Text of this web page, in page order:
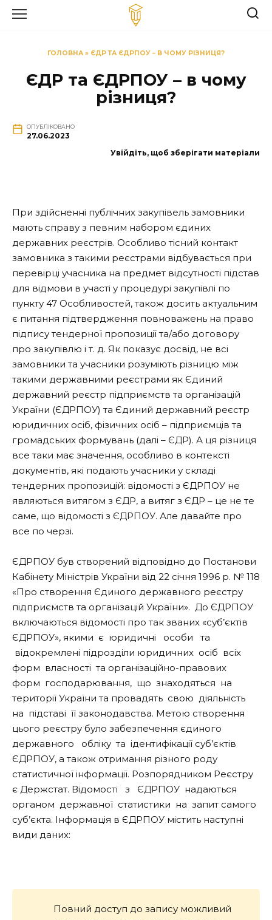
ГОЛОВНА» ЄДР ТА ЄДРПОУ – В ЧОМУ РІЗНИЦЯ?
ЄДР та ЄДРПОУ – в чому
різниця?
ОПУБЛІКОВАНО
27.06.2023
Увійдіть, щоб зберігати матеріали
При здійсненні публічних закупівель замовники
мають справу з певним набором єдиних
державних реєстрів. Особливо тісний контакт
замовника з такими реєстрами відбувається при
перевірці учасника на предмет відсутності підстав
для відмови в участі у процедурі закупівлі по
пункту 47 Особливостей, також досить актуальним
є питання підтвердження повноважень на право
підпису тендерної пропозиції та/або договору
про закупівлю і т. д. Як показує досвід, не всі
замовники та учасники розуміють різницю між
такими державними реєстрами як Єдиний
державний реєстр підприємств та організацій
України (ЄДРПОУ) та Єдиний державний реєстр
юридичних осіб, фізичних осіб – підприємців та
громадських формувань (далі – ЄДР). А ця різниця
все таки має значення, особливо в контексті
документів, які подають учасники у складі
тендерних пропозицій: відомості з ЄДРПОУ не
являються витягом з ЄДР, а витяг з ЄДР – це не те
саме, що відомості з ЄДРПОУ. Але давайте про
все по черзі.
ЄДРПОУ був створений відповідно до Постанови
Кабінету Міністрів України від 22 січня 1996 р. № 118
«Про створення Єдиного державного реєстру
підприємств та організацій України». До ЄДРПОУ
включаються відомості про так званих «суб’єктів
ЄДРПОУ», якими є юридичні особи та
відокремлені підрозділи юридичних осіб всіх
форм власності та організаційно-правових
форм господарювання, що знаходяться на
території України та провадять свою діяльність
на підставі її законодавства. Метою створення
цього реєстру було забезпечення єдиного
державного обліку та ідентифікації суб’єктів
ЄДРПОУ, а також отримання різного роду
статистичної інформації. Розпорядником Реєстру
є Держстат. Відомості з ЄДРПОУ надаються
органом державної статистики на запит самого
суб’єкта. Інформація в ЄДРПОУ містить наступні
види даних:
Повний доступ до запису можливий